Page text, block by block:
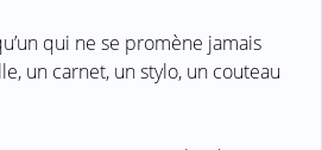
qui ne se promène jamais
un carnet, un stylo, un couteau